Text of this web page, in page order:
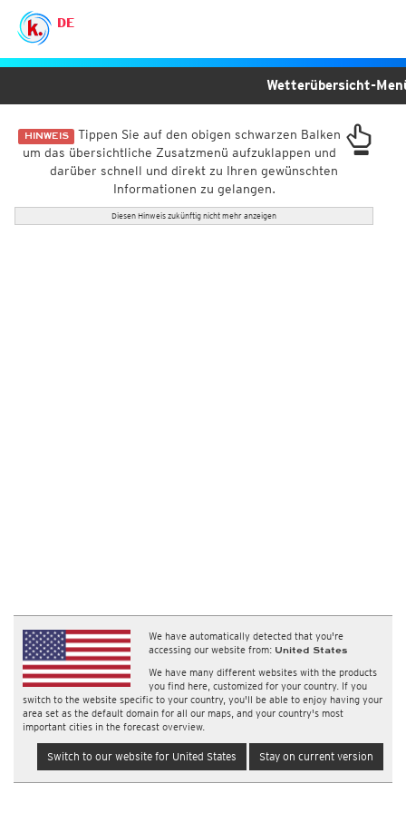
DE
HINWEIS Tippen Sie auf den obigen schwarzen Balken
um das übersichtliche Zusatzmenü aufzuklappen und
darüber schnell und direkt zu Ihren gewünschten
Informationen zu gelangen.
Diesen Hinweis zukünftig nicht mehr anzeigen
We have automatically detected that you're
accessing our website from: United States
We have many different websites with the products
you find here, customized for your country. If you
switch to the website specific to your country, you'll be able to enjoy having your
area set as the default domain for all our maps, and your country's most
important cities in the forecast overview.
Switch to our website for United States Stay on current version
Wetterübersicht-